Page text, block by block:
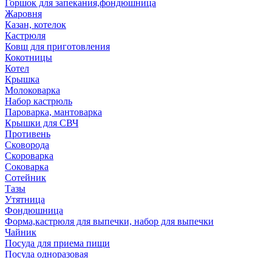
Горшок для запекания,фондюшница
Жаровня
Казан, котелок
Кастрюля
Ковш для приготовления
Кокотницы
Котел
Крышка
Молоковарка
Набор кастрюль
Пароварка, мантоварка
Крышки для СВЧ
Противень
Сковорода
Скороварка
Соковарка
Сотейник
Тазы
Утятница
Фондюшница
Форма,кастрюля для выпечки, набор для выпечки
Чайник
Посуда для приема пищи
Посуда одноразовая